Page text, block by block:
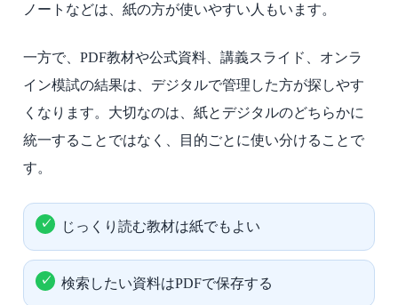
ノートなどは、紙の方が使いやすい人もいます。
一方で、PDF教材や公式資料、講義スライド、オンラ
イン模試の結果は、デジタルで管理した方が探しやす
くなります。大切なのは、紙とデジタルのどちらかに
統一することではなく、目的ごとに使い分けることで
す。
じっくり読む教材は紙でもよい
検索したい資料はPDFで保存する